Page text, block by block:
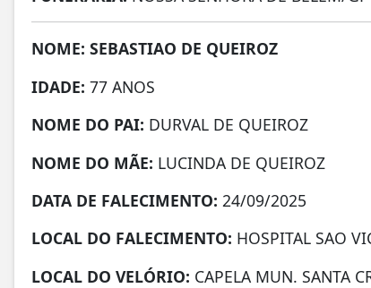
NOME: SEBASTIAO DE QUEIROZ
IDADE: 77 ANOS
NOME DO PAI: DURVAL DE QUEIROZ
NOME DO MÃE: LUCINDA DE QUEIROZ
DATA DE FALECIMENTO: 24/09/2025
LOCAL DO FALECIMENTO: HOSPITAL SAO
LOCAL DO VELÓRIO: CAPELA MUN. SANTA